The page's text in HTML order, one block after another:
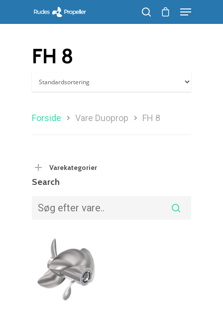
Søg efter et produkt, og tryk på enter
FH 8
Forside Vare Duoprop FH 8
Varekategorier
Search